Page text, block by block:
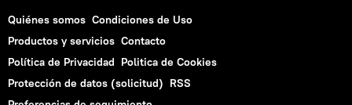
Quiénes somos Condiciones de Uso
Productos y servicios Contacto
Política de Privacidad Politica de Cookies
Protección de datos (solicitud) RSS